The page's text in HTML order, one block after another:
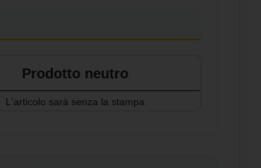
Prodotto neutro
L'articolo sarà senza la stampa